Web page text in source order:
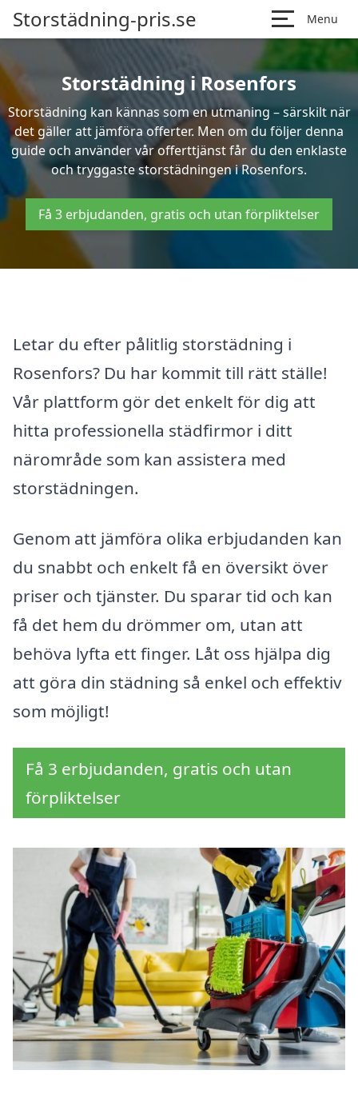
Storstädning-pris.se Menu
Storstädning i Rosenfors
Storstädning kan kännas som en utmaning – särskilt när
det gäller att jämföra offerter. Men om du följer denna
guide och använder vår offerttjänst får du den enklaste
och tryggaste storstädningen i Rosenfors.
Få 3 erbjudanden, gratis och utan förpliktelser
Letar du efter pålitlig storstädning i
Rosenfors? Du har kommit till rätt ställe!
Vår plattform gör det enkelt för dig att
hitta professionella städfirmor i ditt
närområde som kan assistera med
storstädningen.
Genom att jämföra olika erbjudanden kan
du snabbt och enkelt få en översikt över
priser och tjänster. Du sparar tid och kan
få det hem du drömmer om, utan att
behöva lyfta ett finger. Låt oss hjälpa dig
att göra din städning så enkel och effektiv
som möjligt!
Få 3 erbjudanden, gratis och utan
förpliktelser